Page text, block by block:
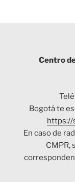
Centro
Bogotá te
https://
En caso de
CMPR,